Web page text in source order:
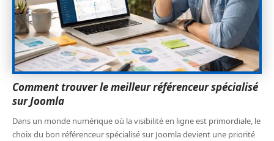
Comment trouver le meilleur référenceur spécialisé
sur Joomla
Dans un monde numérique où la visibilité en ligne est primordiale, le
choix du bon référenceur spécialisé sur Joomla devient une priorité